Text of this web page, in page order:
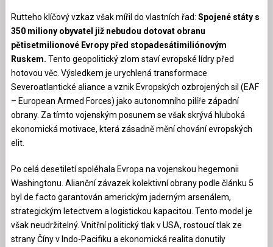
Rutteho klíčový vzkaz však mířil do vlastních řad: Spojené státy s
350 miliony obyvatel již nebudou dotovat obranu
pětisetmilionové Evropy před stopadesátimiliónovým
Ruskem. Tento geopolitický zlom staví evropské lídry před
hotovou věc. Výsledkem je urychlená transformace
Severoatlantické aliance a vznik Evropských ozbrojených sil (EAF
– European Armed Forces) jako autonomního pilíře západní
obrany. Za tímto vojenským posunem se však skrývá hluboká
ekonomická motivace, která zásadně mění chování evropských
elit.
Po celá desetiletí spoléhala Evropa na vojenskou hegemonii
Washingtonu. Alianční závazek kolektivní obrany podle článku 5
byl de facto garantován americkým jaderným arsenálem,
strategickým letectvem a logistickou kapacitou. Tento model je
však neudržitelný. Vnitřní politický tlak v USA, rostoucí tlak ze
strany Číny v Indo-Pacifiku a ekonomická realita donutily